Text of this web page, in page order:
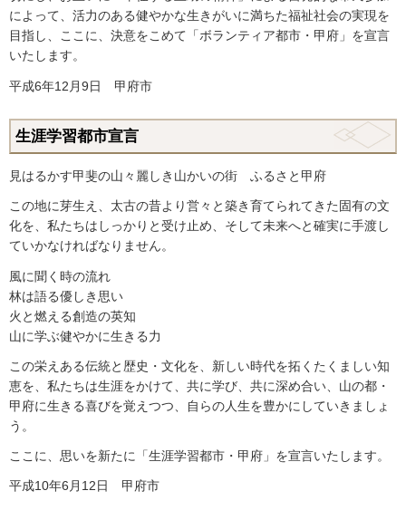
によって、活力のある健やかな生きがいに満ちた福祉社会の実現を
目指し、ここに、決意をこめて「ボランティア都市・甲府」を宣言
いたします。
平成6年12月9日 甲府市
生涯学習都市宣言
見はるかす甲斐の山々麗しき山かいの街 ふるさと甲府
この地に芽生え、太古の昔より営々と築き育てられてきた固有の文
化を、私たちはしっかりと受け止め、そして未来へと確実に手渡し
ていかなければなりません。
風に聞く時の流れ
林は語る優しき思い
火と燃える創造の英知
山に学ぶ健やかに生きる力
この栄えある伝統と歴史・文化を、新しい時代を拓くたくましい知
恵を、私たちは生涯をかけて、共に学び、共に深め合い、山の都・
甲府に生きる喜びを覚えつつ、自らの人生を豊かにしていきましょ
う。
ここに、思いを新たに「生涯学習都市・甲府」を宣言いたします。
平成10年6月12日 甲府市